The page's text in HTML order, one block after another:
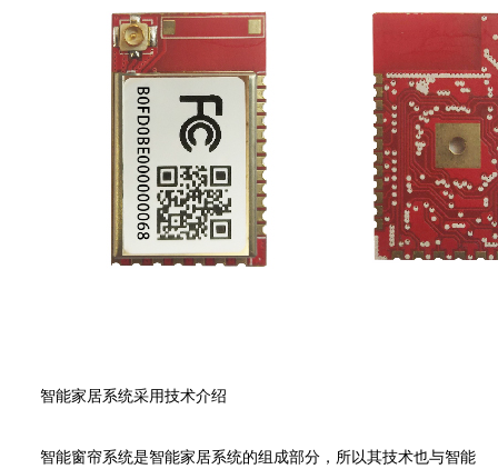
智能家居系统采用技术介绍
智能窗帘系统是智能家居系统的组成部分，所以其技术也与智能